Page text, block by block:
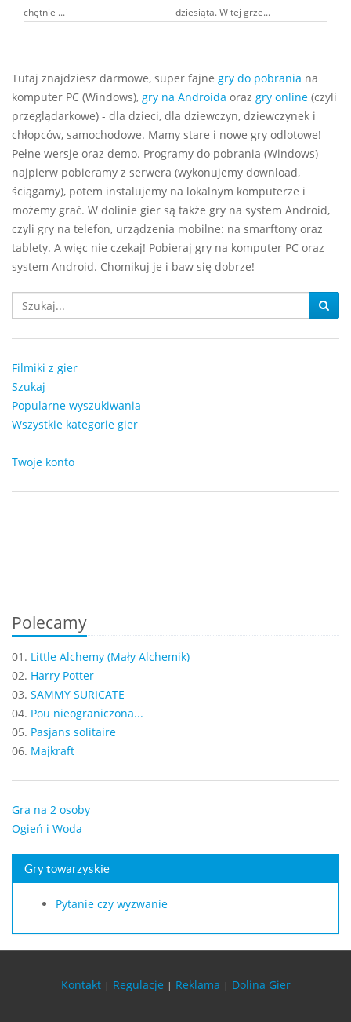
chętnie ...
dziesiąta. W tej grze...
Tutaj znajdziesz darmowe, super fajne gry do pobrania na
komputer PC (Windows), gry na Androida oraz gry online (czyli
przeglądarkowe) - dla dzieci, dla dziewczyn, dziewczynek i
chłopców, samochodowe. Mamy stare i nowe gry odlotowe!
Pełne wersje oraz demo. Programy do pobrania (Windows)
najpierw pobieramy z serwera (wykonujemy download,
ściągamy), potem instalujemy na lokalnym komputerze i
możemy grać. W dolinie gier są także gry na system Android,
czyli gry na telefon, urządzenia mobilne: na smarftony oraz
tablety. A więc nie czekaj! Pobieraj gry na komputer PC oraz
system Android. Chomikuj je i baw się dobrze!
Filmiki z gier
Szukaj
Popularne wyszukiwania
Wszystkie kategorie gier
Twoje konto
Polecamy
01. Little Alchemy (Mały Alchemik)
02. Harry Potter
03. SAMMY SURICATE
04. Pou nieograniczona...
05. Pasjans solitaire
06. Majkraft
Gra na 2 osoby
Ogień i Woda
Gry towarzyskie
Pytanie czy wyzwanie
Kontakt | Regulacje | Reklama | Dolina Gier